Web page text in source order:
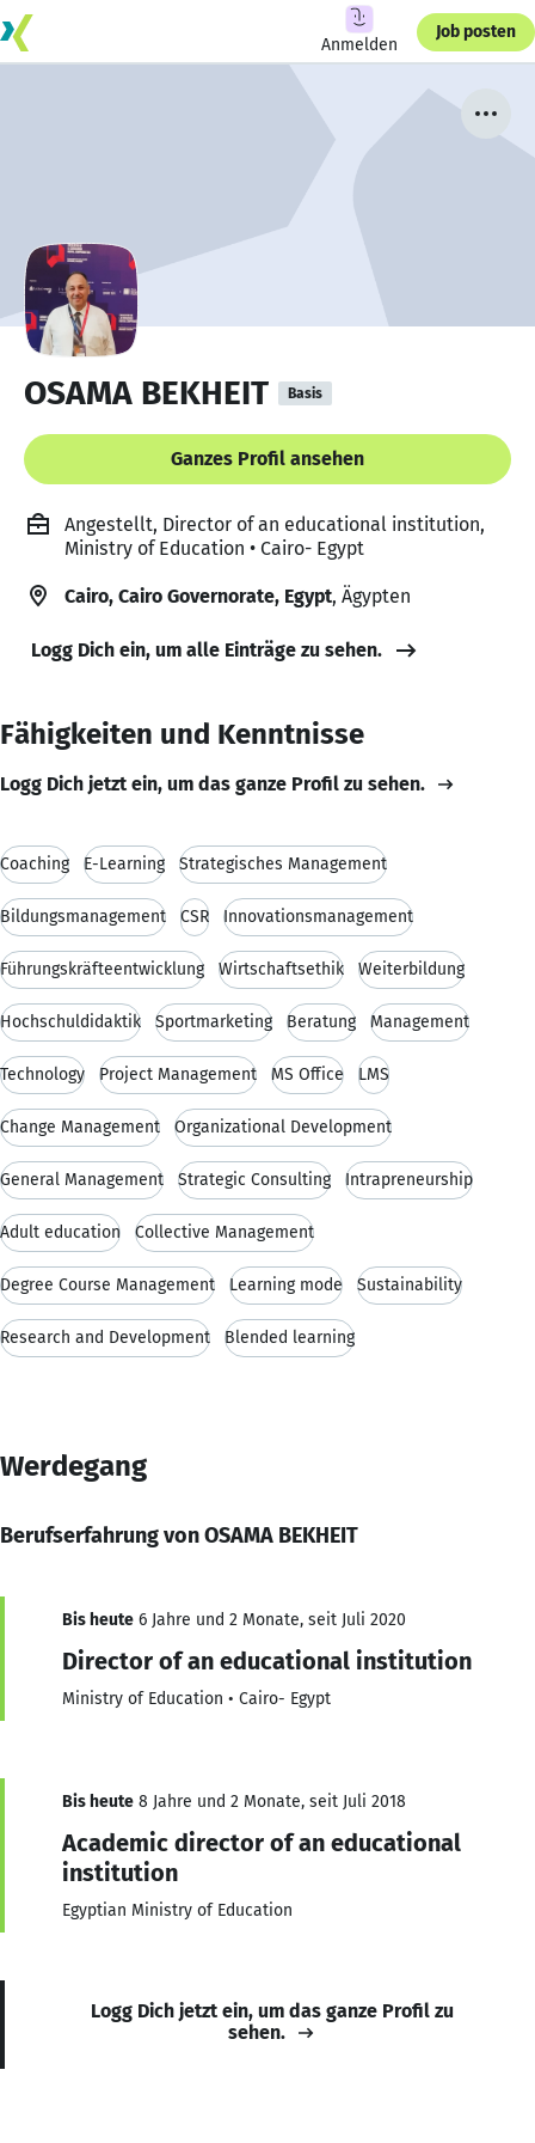
Anmelden
Job posten
OSAMA BEKHEIT Basis
Ganzes Profil ansehen
Angestellt, Director of an educational institution,
Ministry of Education • Cairo- Egypt
Cairo, Cairo Governorate, Egypt, Ägypten
Logg Dich ein, um alle Einträge zu sehen.
Fähigkeiten und Kenntnisse
Logg Dich jetzt ein, um das ganze Profil zu sehen.
Coaching E-Learning Strategisches Management
Bildungsmanagement CSR Innovationsmanagement
Führungskräfteentwicklung Wirtschaftsethik Weiterbildung
Hochschuldidaktik Sportmarketing Beratung Management
Technology Project Management MS Office LMS
Change Management Organizational Development
General Management Strategic Consulting Intrapreneurship
Adult education Collective Management
Degree Course Management Learning mode Sustainability
Research and Development Blended learning
Werdegang
Berufserfahrung von OSAMA BEKHEIT
Bis heute 6 Jahre und 2 Monate, seit Juli 2020
Director of an educational institution
Ministry of Education • Cairo- Egypt
Bis heute 8 Jahre und 2 Monate, seit Juli 2018
Academic director of an educational
institution
Egyptian Ministry of Education
Logg Dich jetzt ein, um das ganze Profil zu
sehen.